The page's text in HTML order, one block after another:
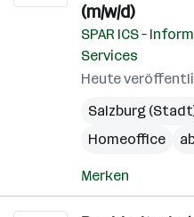
(m/w/d)
SPAR ICS –
Services
Heute
Salzburg
Homeoffice
Merken